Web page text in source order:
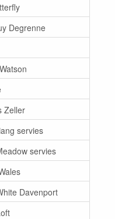
Degrenne
Zeller
servies
servies
Davenport